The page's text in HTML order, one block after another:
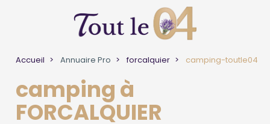
Accueil Annuaire Pro forcalquier camping-toutle04
camping à
FORCALQUIER